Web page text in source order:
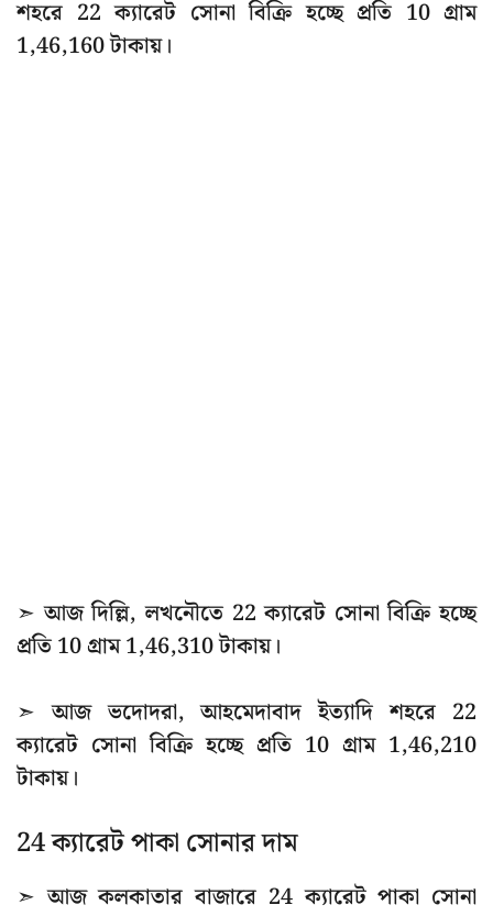
শহরে 22 ক্যারেট সোনা বিক্রি হচ্ছে প্রতি 10 গ্রাম
1,46,160 টাকায়।
➣ আজ দিল্লি, লখনৌতে 22 ক্যারেট সোনা বিক্রি হচ্ছে
প্রতি 10 গ্রাম 1,46,310 টাকায়।
➣ আজ ভদোদরা, আহমেদাবাদ ইত্যাদি শহরে 22
ক্যারেট সোনা বিক্রি হচ্ছে প্রতি 10 গ্রাম 1,46,210
টাকায়।
24 ক্যারেট পাকা সোনার দাম
➣ আজ কলকাতার বাজারে 24 ক্যারেট পাকা সোনা